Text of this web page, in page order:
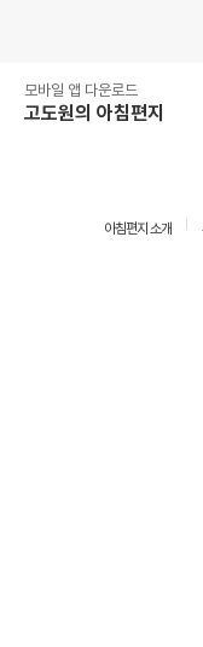
모바일 앱 다운로드
고도원의 아침편지
아침편지 소개